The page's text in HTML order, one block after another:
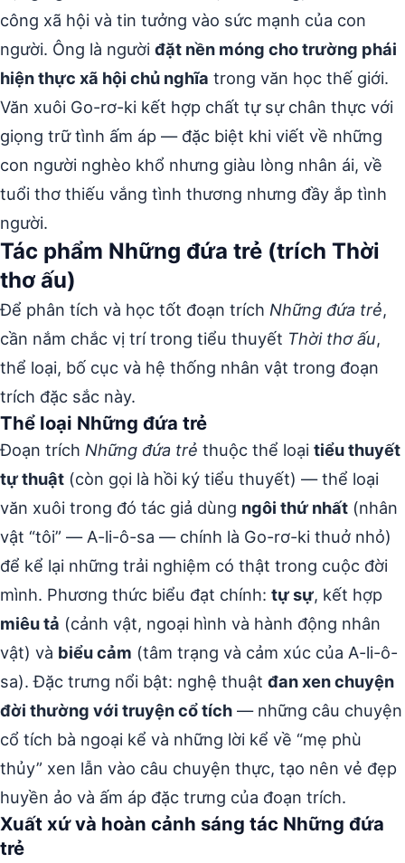
công xã hội và tin tưởng vào sức mạnh của con
người. Ông là người đặt nền móng cho trường phái
hiện thực xã hội chủ nghĩa trong văn học thế giới.
Văn xuôi Go-rơ-ki kết hợp chất tự sự chân thực với
giọng trữ tình ấm áp — đặc biệt khi viết về những
con người nghèo khổ nhưng giàu lòng nhân ái, về
tuổi thơ thiếu vắng tình thương nhưng đầy ắp tình
người.
Tác phẩm Những đứa trẻ (trích Thời
thơ ấu)
Để phân tích và học tốt đoạn trích Những đứa trẻ,
cần nắm chắc vị trí trong tiểu thuyết Thời thơ ấu,
thể loại, bố cục và hệ thống nhân vật trong đoạn
trích đặc sắc này.
Thể loại Những đứa trẻ
Đoạn trích Những đứa trẻ thuộc thể loại tiểu thuyết
tự thuật (còn gọi là hồi ký tiểu thuyết) — thể loại
văn xuôi trong đó tác giả dùng ngôi thứ nhất (nhân
vật “tôi” — A-li-ô-sa — chính là Go-rơ-ki thuở nhỏ)
để kể lại những trải nghiệm có thật trong cuộc đời
mình. Phương thức biểu đạt chính: tự sự, kết hợp
miêu tả (cảnh vật, ngoại hình và hành động nhân
vật) và biểu cảm (tâm trạng và cảm xúc của A-li-ô-
sa). Đặc trưng nổi bật: nghệ thuật đan xen chuyện
đời thường với truyện cổ tích — những câu chuyện
cổ tích bà ngoại kể và những lời kể về “mẹ phù
thủy” xen lẫn vào câu chuyện thực, tạo nên vẻ đẹp
huyền ảo và ấm áp đặc trưng của đoạn trích.
Xuất xứ và hoàn cảnh sáng tác Những đứa
trẻ